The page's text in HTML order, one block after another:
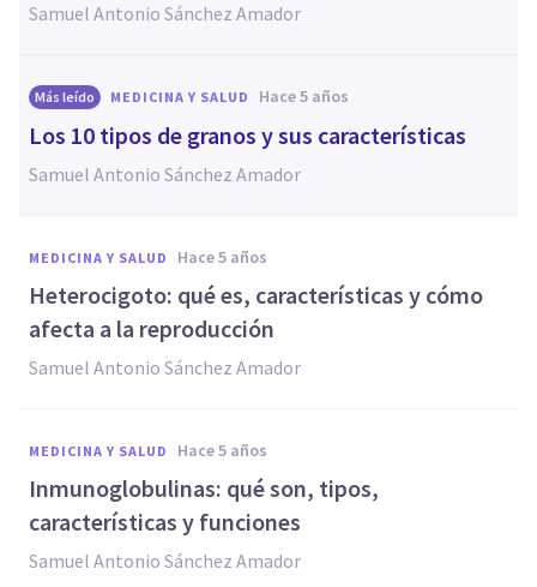
Samuel Antonio Sánchez Amador
Más leído MEDICINA Y SALUD hace 5 años
Los 10 tipos de granos y sus características
Samuel Antonio Sánchez Amador
MEDICINA Y SALUD hace 5 años
Heterocigoto: qué es, características y cómo
afecta a la reproducción
Samuel Antonio Sánchez Amador
MEDICINA Y SALUD hace 5 años
Inmunoglobulinas: qué son, tipos,
características y funciones
Samuel Antonio Sánchez Amador